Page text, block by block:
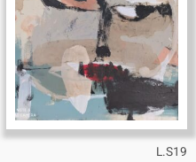
L.S19